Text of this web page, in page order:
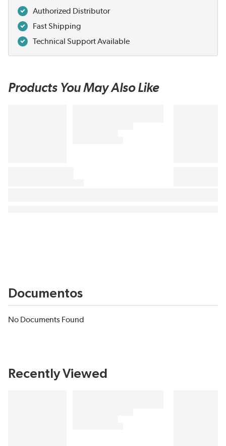
Authorized Distributor
Fast Shipping
Technical Support Available
Products You May Also Like
Documentos
No Documents Found
Recently Viewed